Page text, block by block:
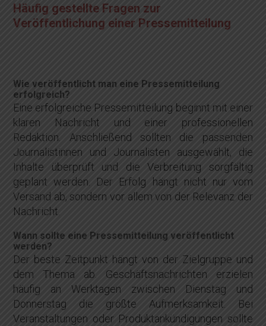
Häufig gestellte Fragen zur
Veröffentlichung einer Pressemitteilung
Wie veröffentlicht man eine Pressemitteilung
erfolgreich?
Eine erfolgreiche Pressemitteilung beginnt mit einer
klaren Nachricht und einer professionellen
Redaktion. Anschließend sollten die passenden
Journalistinnen und Journalisten ausgewählt, die
Inhalte überprüft und die Verbreitung sorgfältig
geplant werden. Der Erfolg hängt nicht nur vom
Versand ab, sondern vor allem von der Relevanz der
Nachricht.
Wann sollte eine Pressemitteilung veröffentlicht
werden?
Der beste Zeitpunkt hängt von der Zielgruppe und
dem Thema ab. Geschäftsnachrichten erzielen
häufig an Werktagen zwischen Dienstag und
Donnerstag die größte Aufmerksamkeit. Bei
Veranstaltungen oder Produktankündigungen sollte